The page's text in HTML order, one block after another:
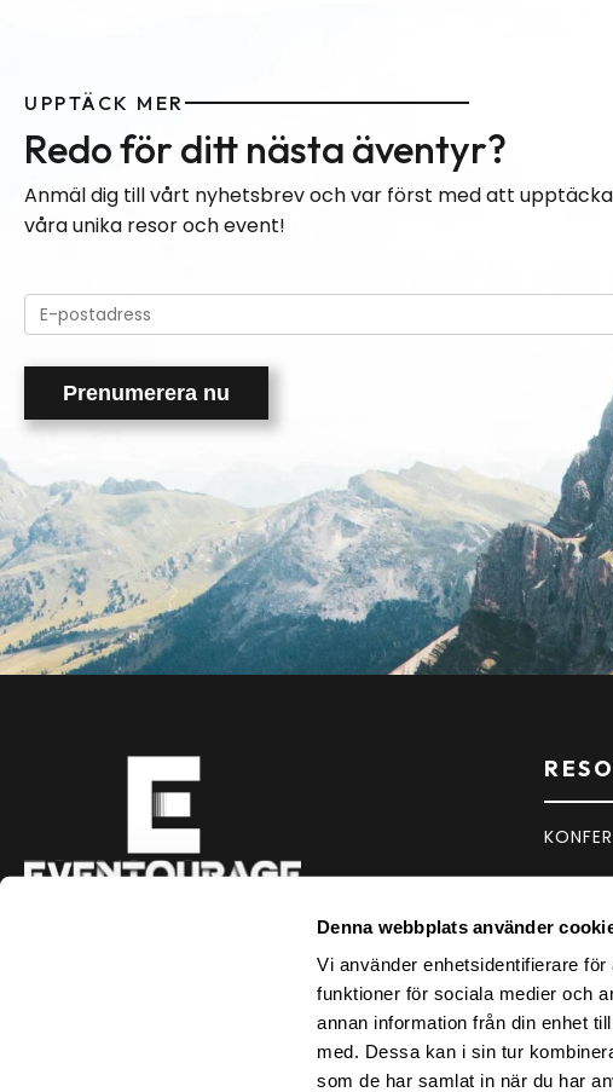
Denna webbplats använder
Vi använder enhetsidentifierare
funktioner för sociala medier och
annan information från din enhet
med. Dessa kan i sin tur
som de har samlat in när du har
UPPTÄCK MER
Redo för ditt nästa äventyr?
Anmäl dig till vårt nyhetsbrev och var först med att upptäcka
våra unika resor och event!
Please
leave